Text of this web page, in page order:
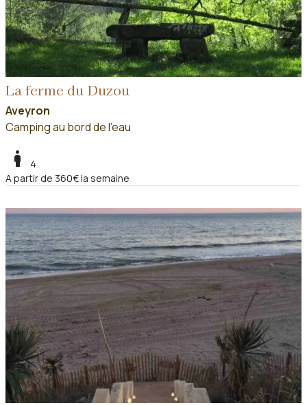
La ferme du Duzou
Aveyron
Camping au bord de l'eau
boy
4
A partir de 360€ la semaine